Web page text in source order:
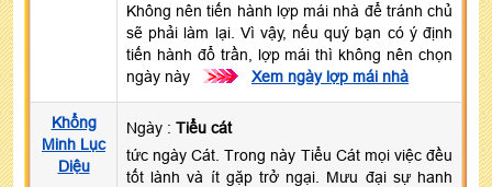
Không nên tiến hành lợp mái nhà để tránh chủ
sẽ phải làm lại. Vì vậy, nếu quý bạn có ý định
tiến hành đổ trần, lợp mái thì không nên chọn
ngày này
>>> Xem ngày lợp mái nhà
Khổng
Minh Lục
Diệu
Ngày : Tiểu cát
tức ngày Cát. Trong này Tiểu Cát mọi việc đều
tốt lành và ít gặp trở ngại. Mưu đại sự hanh